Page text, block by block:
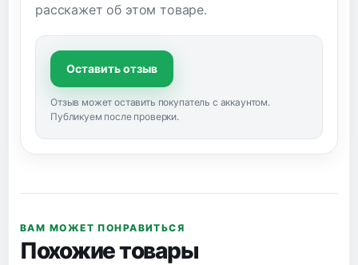
расскажет об этом товаре.
Оставить отзыв
Отзыв может оставить покупатель с аккаунтом.
Публикуем после проверки.
ВАМ МОЖЕТ ПОНРАВИТЬСЯ
Похожие товары